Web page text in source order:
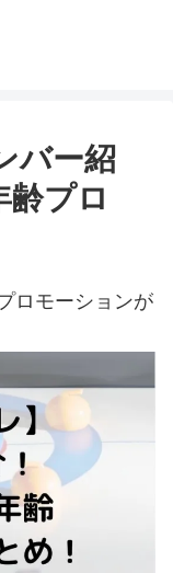
バー紹
プロ
ロモーションが